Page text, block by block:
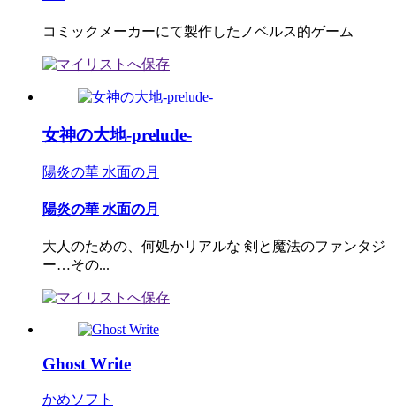
コミックメーカーにて製作したノベルス的ゲーム
女神の大地-prelude-
陽炎の華 水面の月
陽炎の華 水面の月
大人のための、何処かリアルな 剣と魔法のファンタジ
ー…その...
Ghost Write
かめソフト